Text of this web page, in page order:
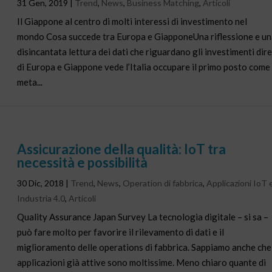
31 Gen, 2019 Trend, News, Business Matching, Articoli
Il Giappone al centro di molti interessi di investimento nel
mondo Cosa succede tra Europa e GiapponeUna riflessione e
disincantata lettura dei dati che riguardano gli investimenti
di Europa e Giappone vede l’Italia occupare il primo posto come
meta...
Assicurazione della qualità: IoT tra
necessità e possibilità
30 Dic, 2018 | Trend, News, Operation di fabbrica, Applicazioni IoT
Industria 4.0, Articoli
Quality Assurance Japan Survey La tecnologia digitale – si sa –
può fare molto per favorire il rilevamento di dati e il
miglioramento delle operations di fabbrica. Sappiamo anche
applicazioni già attive sono moltissime. Meno chiaro quante di